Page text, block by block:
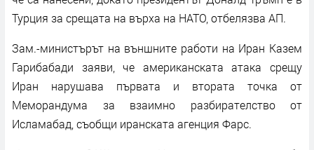
Турция за срещата на върха на НАТО, отбелязва АП.
Зам.-министърът на външните работи на Иран Казем
Гарибабади заяви, че американската атака срещу
Иран нарушава първата и втората точка от
Меморандума за взаимно разбирателство от
Исламабад, съобщи иранската агенция Фарс.